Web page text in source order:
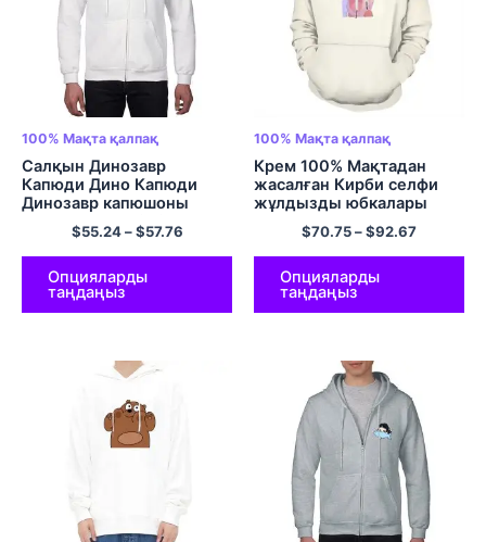
100% Мақта қалпақ
Салқын Динозавр
Капюди Дино Капюди
Динозавр капюшоны
Үлкен өлшемді Zip Up
Hoodie Ересек Динозавр
Капустары 100%
Мақтадан жасалған
ыңғайлы ЕО өлшемді
капюди. Көп түсті
$55.24–$57.76
Опцияларды
таңдаңыз
100% Мақта қалпақ
Крем 100% Мақтадан
жасалған Кирби селфи
жұлдызды юбкалары
Ойынға арналған
капюшонды футболкалар
Сүйкімді Кирби геймер
қыз көйлегі Ең жақсы
дос қалпақтары сәйкес
келетін жұп капюдилері
$70.75–$92.67
Опцияларды
таңдаңыз